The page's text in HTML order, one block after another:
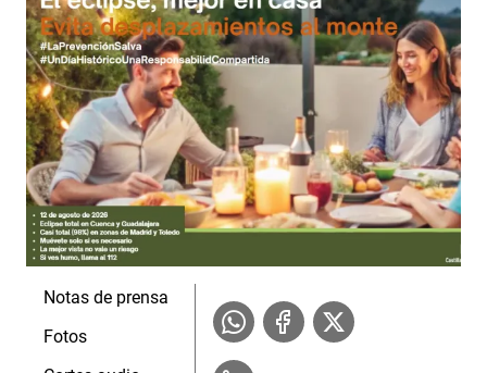
Notas de prensa
Fotos